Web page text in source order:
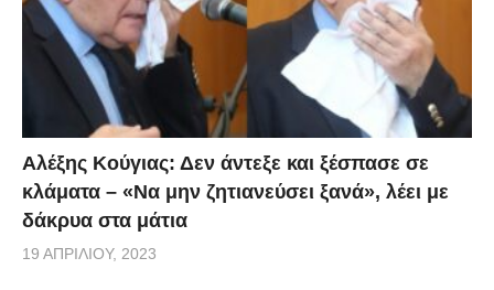
Αλέξης Κούγιας: Δεν άντεξε και ξέσπασε σε
κλάματα – «Να μην ζητιανεύσει ξανά», λέει με
δάκρυα στα μάτια
19 ΑΠΡΙΛΊΟΥ, 2023